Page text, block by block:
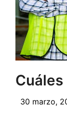
30 marzo,